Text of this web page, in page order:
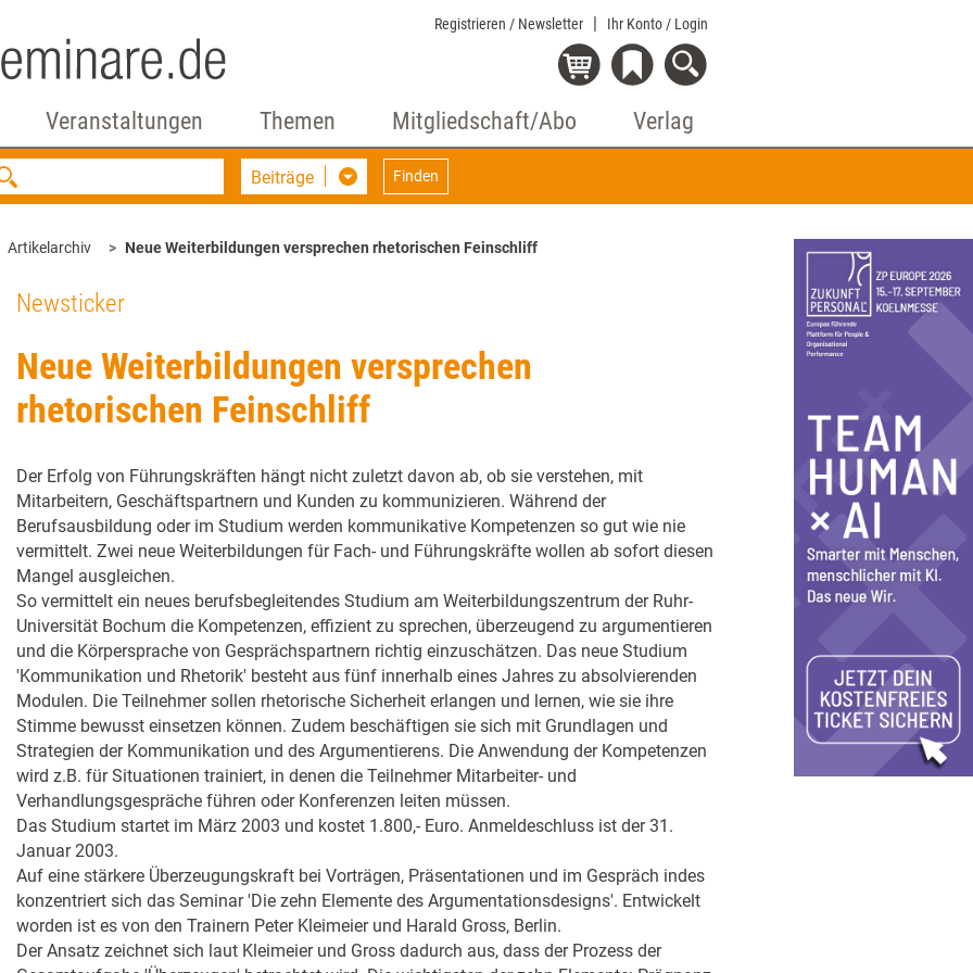
Registrieren / Newsletter Ihr Konto / Login
Veranstaltungen Themen Mitgliedschaft/Abo Verlag
Beiträge Finden
Artikelarchiv Neue Weiterbildungen versprechen rhetorischen Feinschliff
Newsticker
Neue Weiterbildungen versprechen
rhetorischen Feinschliff
Der Erfolg von Führungskräften hängt nicht zuletzt davon ab, ob sie verstehen, mit
Mitarbeitern, Geschäftspartnern und Kunden zu kommunizieren. Während der
Berufsausbildung oder im Studium werden kommunikative Kompetenzen so gut wie nie
vermittelt. Zwei neue Weiterbildungen für Fach- und Führungskräfte wollen ab sofort diesen
Mangel ausgleichen.
So vermittelt ein neues berufsbegleitendes Studium am Weiterbildungszentrum der Ruhr-
Universität Bochum die Kompetenzen, effizient zu sprechen, überzeugend zu argumentieren
und die Körpersprache von Gesprächspartnern richtig einzuschätzen. Das neue Studium
'Kommunikation und Rhetorik' besteht aus fünf innerhalb eines Jahres zu absolvierenden
Modulen. Die Teilnehmer sollen rhetorische Sicherheit erlangen und lernen, wie sie ihre
Stimme bewusst einsetzen können. Zudem beschäftigen sie sich mit Grundlagen und
Strategien der Kommunikation und des Argumentierens. Die Anwendung der Kompetenzen
wird z.B. für Situationen trainiert, in denen die Teilnehmer Mitarbeiter- und
Verhandlungsgespräche führen oder Konferenzen leiten müssen.
Das Studium startet im März 2003 und kostet 1.800,- Euro. Anmeldeschluss ist der 31.
Januar 2003.
Auf eine stärkere Überzeugungskraft bei Vorträgen, Präsentationen und im Gespräch indes
konzentriert sich das Seminar 'Die zehn Elemente des Argumentationsdesigns'. Entwickelt
worden ist es von den Trainern Peter Kleimeier und Harald Gross, Berlin.
Der Ansatz zeichnet sich laut Kleimeier und Gross dadurch aus, dass der Prozess der